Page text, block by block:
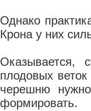
Однако
Крона у них
Оказывается,
плодовых
черешню
формировать.